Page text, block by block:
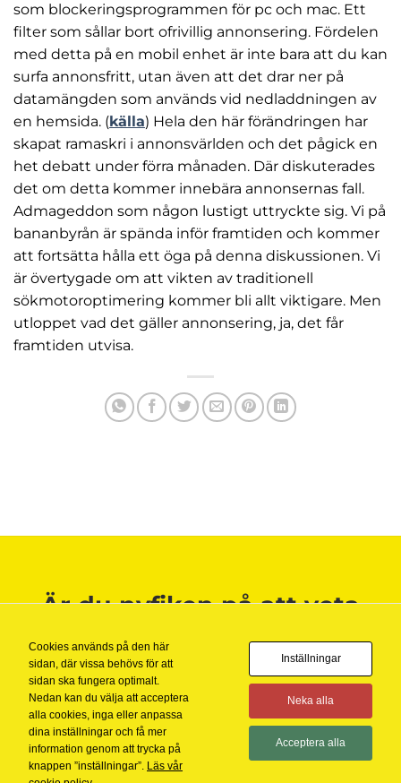
som blockeringsprogrammen för pc och mac. Ett
filter som sållar bort ofrivillig annonsering. Fördelen
med detta på en mobil enhet är inte bara att du kan
surfa annonsfritt, utan även att det drar ner på
datamängden som används vid nedladdningen av
en hemsida. (källa) Hela den här förändringen har
skapat ramaskri i annonsvärlden och det pågick en
het debatt under förra månaden. Där diskuterades
det om detta kommer innebära annonsernas fall.
Admageddon som någon lustigt uttryckte sig. Vi på
bananbyrån är spända inför framtiden och kommer
att fortsätta hålla ett öga på denna diskussionen. Vi
är övertygade om att vikten av traditionell
sökmotoroptimering kommer bli allt viktigare. Men
utloppet vad det gäller annonsering, ja, det får
framtiden utvisa.
Är du nyfiken på att veta
KONTAKTA OSS
Cookies används på den här
sidan, där vissa behövs för att
sidan ska fungera optimalt.
Nedan kan du välja att acceptera
alla cookies, inga eller anpassa
dina inställningar och få mer
information genom att trycka på
knappen ”inställningar”. Läs vår
Inställningar
Neka alla
Acceptera alla
Marknadsföring
Genom att dela
med dig av dina
intressen och ditt
beteende när du
surfar ökar du
chansen att få se
personligt
anpassat innehåll